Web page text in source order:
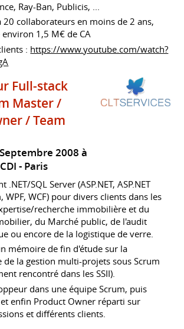
Ray-Ban, Publicis, ...
20 collaborateurs en moins de 2 ans,
1,5 M€ de CA
: https://www.youtube.com/watch?
Full-stack
Master /
/ Team
Septembre 2008 à
CDI Paris
.NET/SQL Server (ASP.NET, ASP.NET
WPF, WCF) pour divers clients dans les
recherche immobilière et du
du Marché public, de l'audit
ou encore de la logistique de verre.
mémoire de fin d'étude sur la
la gestion multi-projets sous Scrum
rencontré dans les SSII).
dans une équipe Scrum, puis
enfin Product Owner réparti sur
et différents clients.